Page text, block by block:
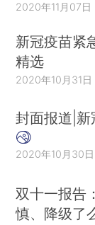
2020年11月07日
新冠疫苗紧
精选
2020年10月31日
封面报道|新
2020年10月30日
双十一报告
慎、降级了